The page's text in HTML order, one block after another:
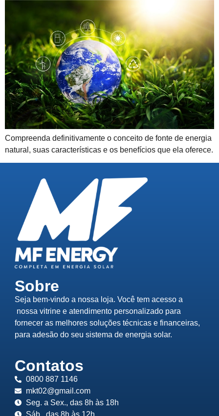
Compreenda definitivamente o conceito de fonte de energia
natural, suas características e os benefícios que ela oferece.
Sobre
Seja bem-vindo a nossa loja. Você tem acesso a
nossa vitrine e atendimento personalizado para
fornecer as melhores soluções técnicas e financeiras,
para adesão do seu sistema de energia solar.
Contatos
0800 887 1146
mkt02@gmail.com
Seg. a Sex., das 8h às 18h
Sáb., das 8h às 12h